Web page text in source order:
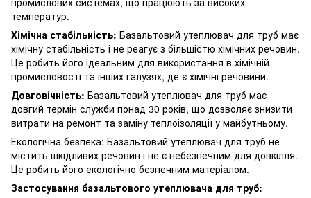
температур.
Хімічна стабільність: Базальтовий утеплювач для труб має
хімічну стабільність і не реагує з більшістю хімічних речовин.
Це робить його ідеальним для використання в хімічній
промисловості та інших галузях, де є хімічні речовини.
Довговічність: Базальтовий утеплювач для труб має
довгий термін служби понад 30 років, що дозволяє знизити
витрати на ремонт та заміну теплоізоляції у майбутньому.
Екологічна безпека: Базальтовий утеплювач для труб не
містить шкідливих речовин і не є небезпечним для довкілля.
Це робить його екологічно безпечним матеріалом.
Застосування базальтового утеплювача для труб: